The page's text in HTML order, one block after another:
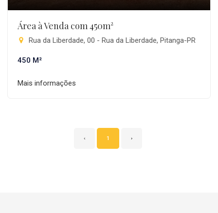
Área à Venda com 450m²
Rua da Liberdade, 00 - Rua da Liberdade, Pitanga-PR
450 M²
Mais informações
‹ 1 ›